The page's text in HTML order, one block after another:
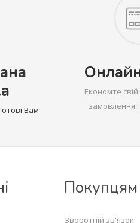
Вам
Економте
замовлення
Покупцям
Зворотній зв'язок